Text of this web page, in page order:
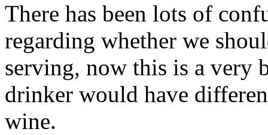
There has been lots of
regarding whether we
serving, now this is a very
drinker would have
wine.